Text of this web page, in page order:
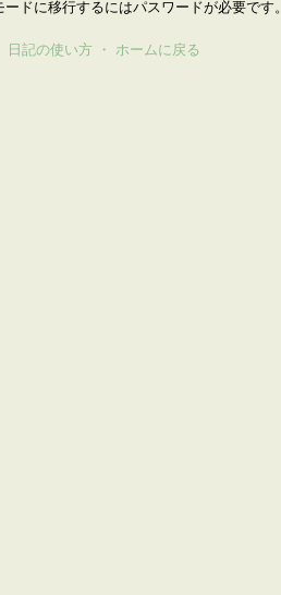
ドに移行するにはパスワードが必要です。
日記の使い方 ・ ホームに戻る